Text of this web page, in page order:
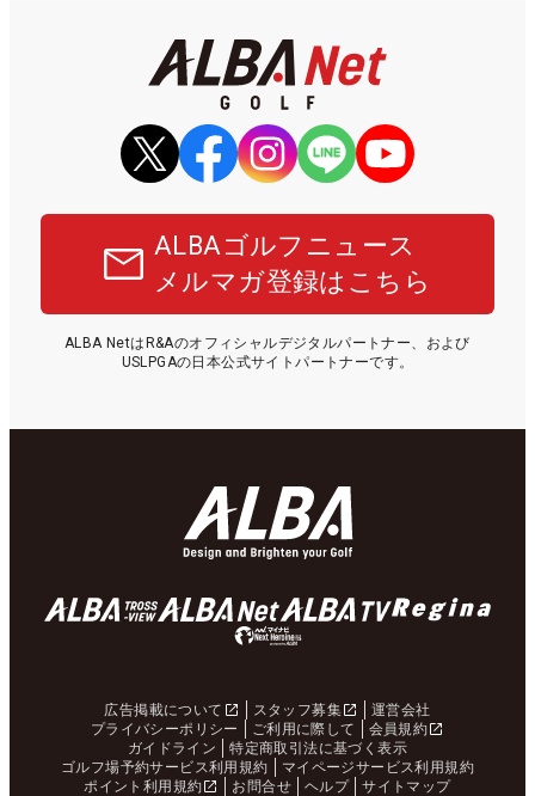
ALBAゴルフニュース
メルマガ登録はこちら
ALBA NetはR&Aのオフィシャルデジタルパートナー、および
USLPGAの日本公式サイトパートナーです。
広告掲載について スタッフ募集
運営会社
プライバシーポリシー
ご利用に際して
会員規約
ガイドライン
特定商取引法に基づく表示
ゴルフ場予約サービス利用規約
マイページサービス利用規約
ポイント利用規約
お問合せ ヘルプ サイトマップ